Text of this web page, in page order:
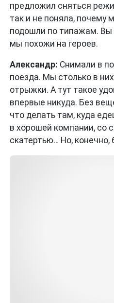
предложил сняться
так и не поняла, почему
подошли по типажам. Вы
мы похожи на героев.
Александр: Снимали в
поезда. Мы столько в
отрыжки. А тут такое
впервые никуда. Без
что делать там, куда
в хорошей компании, со
скатертью… Но, конечно,